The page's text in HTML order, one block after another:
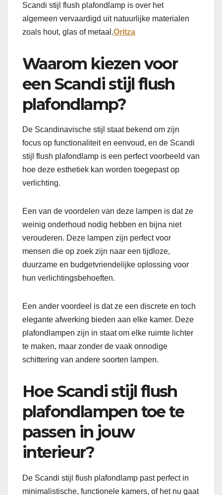
Scandi stijl flush plafondlamp is over het
algemeen vervaardigd uit natuurlijke materialen
zoals hout, glas of metaal.Oritza
Waarom kiezen voor
een Scandi stijl flush
plafondlamp?
De Scandinavische stijl staat bekend om zijn
focus op functionaliteit en eenvoud, en de Scandi
stijl flush plafondlamp is een perfect voorbeeld van
hoe deze esthetiek kan worden toegepast op
verlichting.
Een van de voordelen van deze lampen is dat ze
weinig onderhoud nodig hebben en bijna niet
verouderen. Deze lampen zijn perfect voor
mensen die op zoek zijn naar een tijdloze,
duurzame en budgetvriendelijke oplossing voor
hun verlichtingsbehoeften.
Een ander voordeel is dat ze een discrete en toch
elegante afwerking bieden aan elke kamer. Deze
plafondlampen zijn in staat om elke ruimte lichter
te maken, maar zonder de vaak onnodige
schittering van andere soorten lampen.
Hoe Scandi stijl flush
plafondlampen toe te
passen in jouw
interieur?
De Scandi stijl flush plafondlamp past perfect in
minimalistische, functionele kamers, of het nu gaat